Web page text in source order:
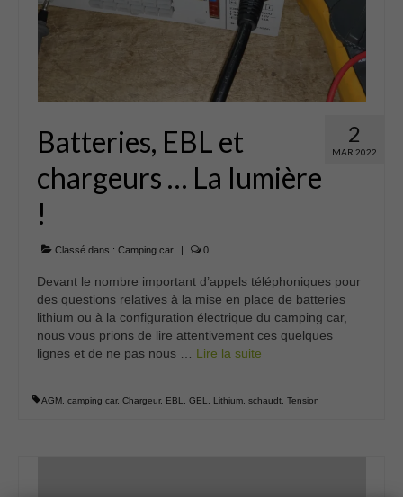
2
MAR 2022
Batteries, EBL et
chargeurs … La lumière
!
Classé dans : Camping car 0
Devant le nombre important d’appels téléphoniques pour
des questions relatives à la mise en place de batteries
lithium ou à la configuration électrique du camping car,
nous vous prions de lire attentivement ces quelques
lignes et de ne pas nous … Lire la suite­­
AGM, camping car, Chargeur, EBL, GEL, Lithium, schaudt, Tension